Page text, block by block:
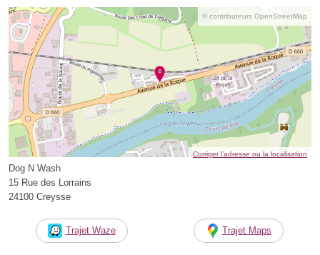
© contributeurs OpenStreetMap
Corriger l’adresse ou la localisation
Dog N Wash
15 Rue des Lorrains
24100 Creysse
Trajet Waze Trajet Maps